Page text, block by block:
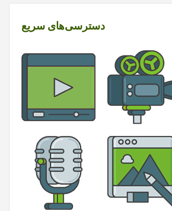
دسترسی‌های سریع